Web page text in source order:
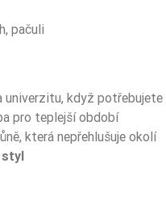
pačuli
univerzitu, když
pro teplejší období
která nepřehlušuje okolí
styl